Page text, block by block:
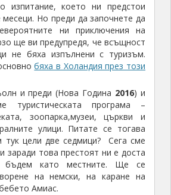
изпитание, което ни предстои
Но преди да започнете да
ни приключения на
ще ви предупредя, че всъщност
не бяха изпълнени с туризъм.
бяха в Холандия през този
и преди (Нова Година 2016) и
туристическата програма –
зоопарка,музеи, църкви и
улици. Питате се тогава
тук цели две седмици? Сега сме
заради това престоят ни е доста
бъдем като местните. Ще се
на немски, на каране на
Амиас.